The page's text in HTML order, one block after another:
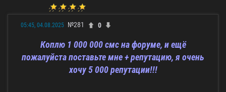
05:45, 04.08.2025 №281 0
Коплю 1 000 000 смс на форуме, и ещё
пожалуйста поставьте мне + репутацию, я очень
хочу 5 000 репутации!!!